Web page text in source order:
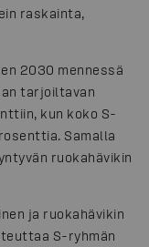
raskainta,
2030 mennessä
tarjoiltavan
kun koko S-
Samalla
ruokahävikin
ja ruokahävikin
S-ryhmän